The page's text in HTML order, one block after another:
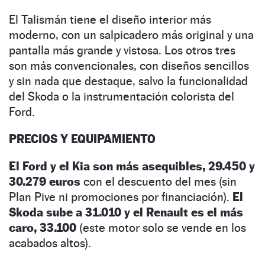
El Talismán tiene el diseño interior más
moderno, con un salpicadero más original y una
pantalla más grande y vistosa. Los otros tres
son más convencionales, con diseños sencillos
y sin nada que destaque, salvo la funcionalidad
del Skoda o la instrumentación colorista del
Ford.
PRECIOS Y EQUIPAMIENTO
El Ford y el Kia son más asequibles, 29.450 y
30.279 euros con el descuento del mes (sin
Plan Pive ni promociones por financiación). El
Skoda sube a 31.010 y el Renault es el más
caro, 33.100 (este motor solo se vende en los
acabados altos).